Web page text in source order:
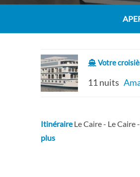
Votre
11 nuits
ItinéraireLe Caire - Le Caire
plus